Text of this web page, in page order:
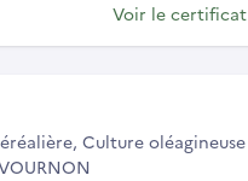
Voir le certificat
Culture oléagineuse